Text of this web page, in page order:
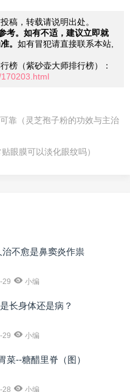
稿，转载请说明出处。
考。如有不适，建议立即就
。 如有冒犯请直接联系本站,
榜（紫砂壶大师排行榜）：
靠（灵芝孢子粉的功效与主治
眼膜可以淡化眼纹吗）
不愈是鼻窦炎作祟
29 小编
长身体还是病？
29 小编
菜--糖醋里脊（图）
28 小编